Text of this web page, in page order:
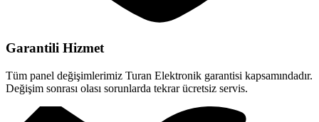
Garantili Hizmet
Tüm panel değişimlerimiz Turan Elektronik garantisi kapsamındadır.
Değişim sonrası olası sorunlarda tekrar ücretsiz servis.